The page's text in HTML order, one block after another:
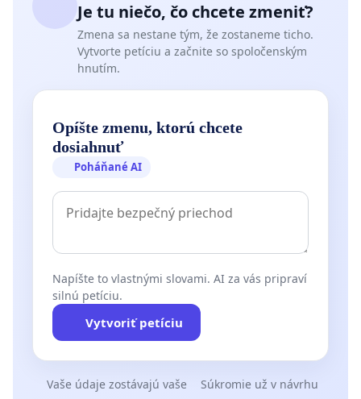
Je tu niečo, čo chcete zmeniť?
Zmena sa nestane tým, že zostaneme ticho.
Vytvorte petíciu a začnite so spoločenským
hnutím.
Opíšte zmenu, ktorú chcete
dosiahnuť
Poháňané AI
Napíšte to vlastnými slovami. AI za vás pripraví
silnú petíciu.
Vytvoriť petíciu
Vaše údaje zostávajú vaše Súkromie už v návrhu